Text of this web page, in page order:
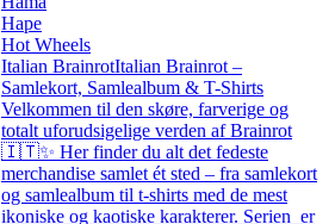
Hape
Hot Wheels
Italian BrainrotItalian Brainrot –
Samlekort, Samlealbum & T-Shirts
Velkommen til den skøre, farverige og
totalt uforudsigelige verden af Brainrot
🇮🇹✨ Her finder du alt det fedeste
merchandise samlet ét sted – fra samlekort
og samlealbum til t-shirts med de mest
ikoniske og kaotiske karakterer. Serien er